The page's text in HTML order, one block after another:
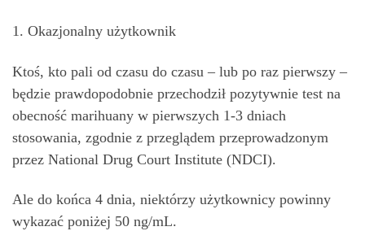
1. Okazjonalny użytkownik
Ktoś, kto pali od czasu do czasu – lub po raz pierwszy –
będzie prawdopodobnie przechodził pozytywnie test na
obecność marihuany w pierwszych 1-3 dniach
stosowania, zgodnie z przeglądem przeprowadzonym
przez National Drug Court Institute (NDCI).
Ale do końca 4 dnia, niektórzy użytkownicy powinny
wykazać poniżej 50 ng/mL.